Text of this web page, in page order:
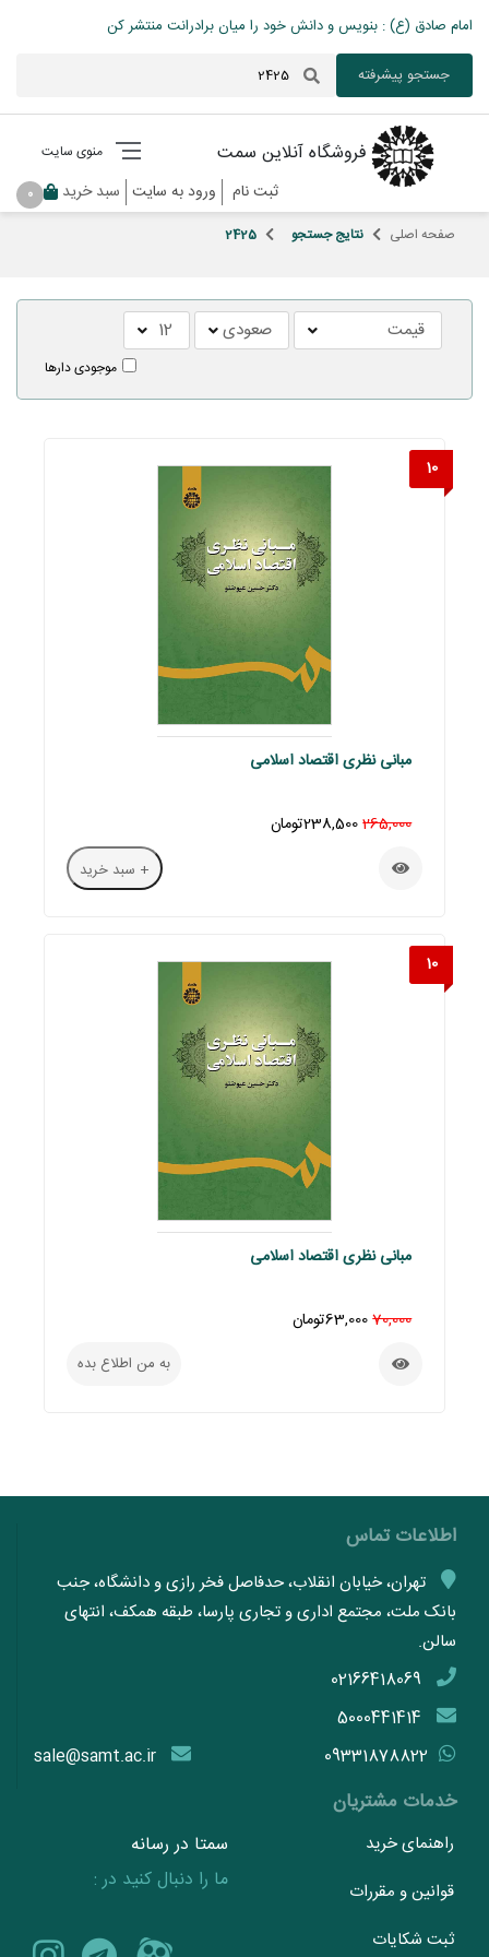
امام صادق (ع) : بنویس و دانش خود را میان برادرانت منتشر کن
جستجو پیشرفته
فروشگاه آنلاین سمت منوی سایت
ثبت نام ورود به سایت سبد خرید 0
صفحه اصلی نتایج جستجو 2425
موجودی دارها
10
مبانی نظری اقتصاد اسلامی
265,000238,500تومان
+ سبد خرید
10
مبانی نظری اقتصاد اسلامی
70,00063,000تومان
به من اطلاع بده
اطلاعات تماس
تهران، خیابان انقلاب، حدفاصل فخر رازی و دانشگاه، جنب
بانک ملت، مجتمع اداری و تجاری پارسا، طبقه همکف، انتهای
سالن.
02166418069
5000441414
09331878822
sale@samt.ac.ir
خدمات مشتریان
راهنمای خرید
قوانین و مقررات
ثبت شکایات
سمتا در رسانه
ما را دنبال کنید در :